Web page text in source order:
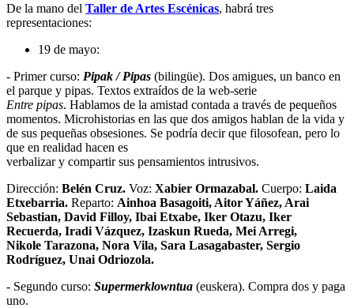
De la mano del Taller de Artes Escénicas, habrá tres
representaciones:
19 de mayo:
- Primer curso: Pipak / Pipas (bilingüe). Dos amigues, un banco en
el parque y pipas. Textos extraídos de la web-serie
Entre pipas. Hablamos de la amistad contada a través de pequeños
momentos. Microhistorias en las que dos amigos hablan de la vida y
de sus pequeñas obsesiones. Se podría decir que filosofean, pero lo
que en realidad hacen es
verbalizar y compartir sus pensamientos intrusivos.
Dirección: Belén Cruz. Voz: Xabier Ormazabal. Cuerpo: Laida
Etxebarria. Reparto: Ainhoa Basagoiti, Aitor Yáñez, Arai
Sebastian, David Filloy, Ibai Etxabe, Iker Otazu, Iker
Recuerda, Iradi Vázquez, Izaskun Rueda, Mei Arregi,
Nikole Tarazona, Nora Vila, Sara Lasagabaster, Sergio
Rodríguez, Unai Odriozola.
- Segundo curso: Supermerklowntua (euskera). Compra dos y paga
uno.